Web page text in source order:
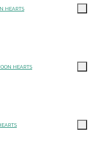
HEARTS
HEARTS